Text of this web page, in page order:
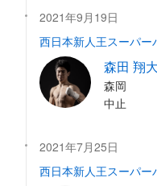
2021年9月19日
西日本新人王スーパ
森田 翔大
森岡
中止
2021年7月25日
西日本新人王スーパー